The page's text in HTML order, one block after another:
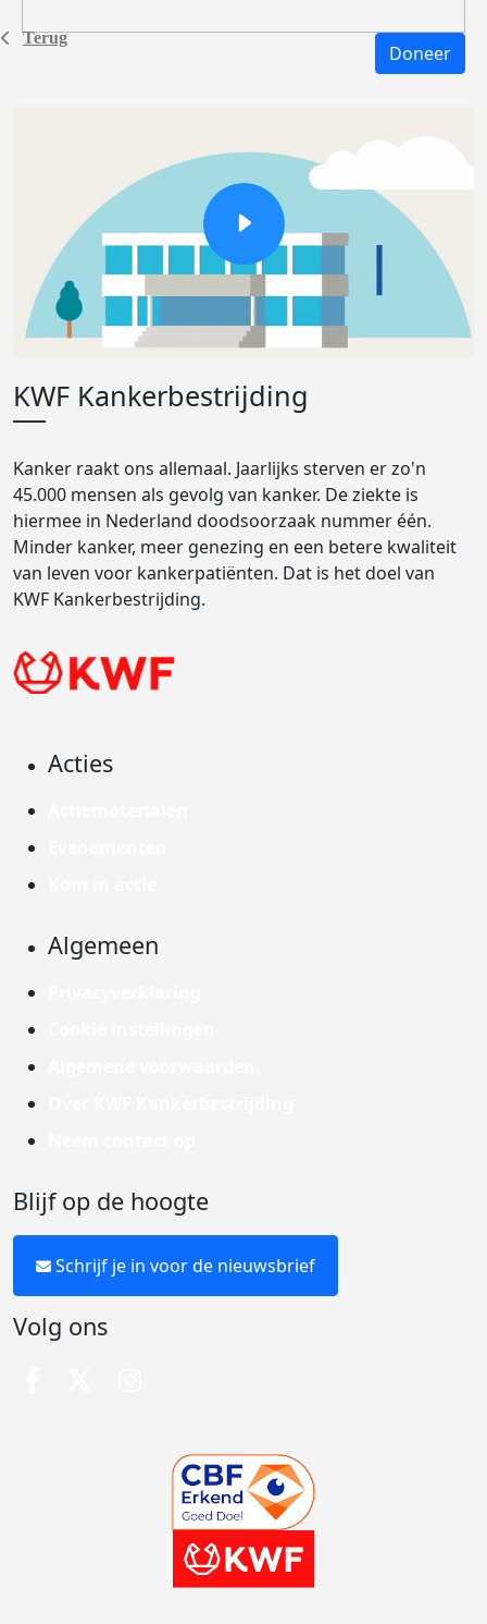
Terug
Doneer
KWF Kankerbestrijding
Kanker raakt ons allemaal. Jaarlijks sterven er zo'n
45.000 mensen als gevolg van kanker. De ziekte is
hiermee in Nederland doodsoorzaak nummer één.
Minder kanker, meer genezing en een betere kwaliteit
van leven voor kankerpatiënten. Dat is het doel van
KWF Kankerbestrijding.
Acties
Algemeen
Blijf op de hoogte
Schrijf je in voor de nieuwsbrief
Volg ons